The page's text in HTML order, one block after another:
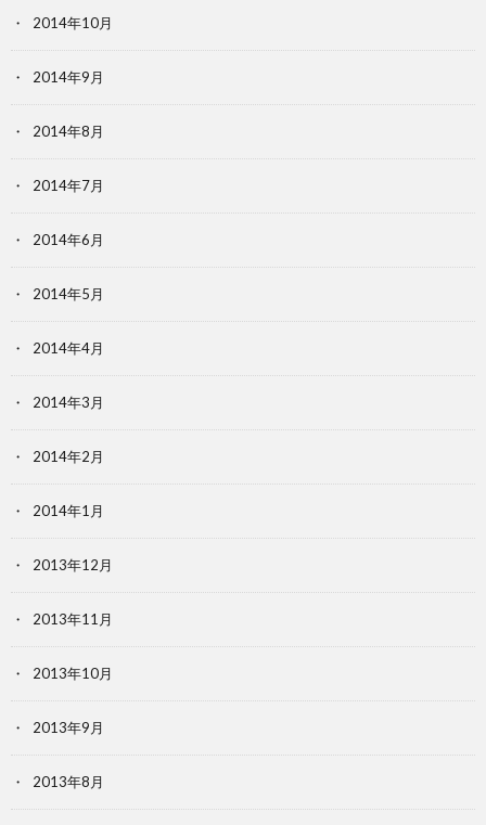
2014年10月
2014年9月
2014年8月
2014年7月
2014年6月
2014年5月
2014年4月
2014年3月
2014年2月
2014年1月
2013年12月
2013年11月
2013年10月
2013年9月
2013年8月